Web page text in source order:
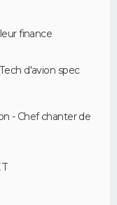
finance
d'avion spec
- Chef chanter de